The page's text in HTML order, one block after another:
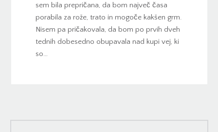
sem bila prepričana, da bom največ časa
porabila za rože, trato in mogoče kakšen grm.
Nisem pa pričakovala, da bom po prvih dveh
tednih dobesedno obupavala nad kupi vej, ki
so…